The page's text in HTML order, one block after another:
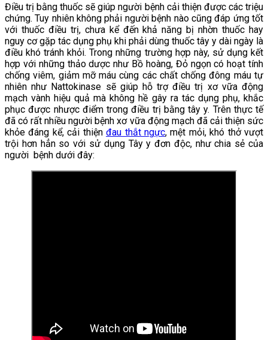
Điều trị bằng thuốc sẽ giúp người bệnh cải thiện được các triệu
chứng. Tuy nhiên không phải người bệnh nào cũng đáp ứng tốt
với thuốc điều trị, chưa kể đến khả năng bị nhờn thuốc hay
nguy cơ gặp tác dụng phụ khi phải dùng thuốc tây y dài ngày là
điều khó tránh khỏi. Trong những trường hợp này, sử dụng kết
hợp với những thảo dược như Bồ hoàng, Đỏ ngọn có hoạt tính
chống viêm, giảm mỡ máu cùng các chất chống đông máu tự
nhiên như Nattokinase sẽ giúp hỗ trợ điều trị xơ vữa động
mạch vành hiệu quả mà không hề gây ra tác dụng phụ, khắc
phục được nhược điểm trong điều trị bằng tây y. Trên thực tế
đã có rất nhiều người bệnh xơ vữa động mạch đã cải thiện sức
khỏe đáng kể, cải thiệnđau thắt ngực, mệt mỏi, khó thở vượt
trội hơn hẳn so với sử dụng Tây y đơn độc, như chia sẻ của
người bệnh dưới đây: